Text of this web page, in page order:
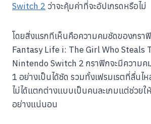
Switch 2 ว่าจะคุ้มค่าที่จะอัปเกรดหรือไม่
โดยสิ่งแรกทีเห็นคือความคมชัดของกราฟิ
Fantasy Life i: The Girl Who Steals
Nintendo Switch 2 กราฟิกจะมีความค
1 อย่างเป็นได้ชัด รวมทั้งเฟรมเรตที่ลื่นไ
ไม่ได้แตกต่างแบบเป็นคนละเกมแต่ช่วยใ
อย่างแน่นอน